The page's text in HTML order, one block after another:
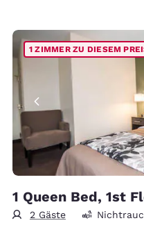
1 ZIMMER ZU DIESEM
1 Queen Bed, 1st
2 Gäste